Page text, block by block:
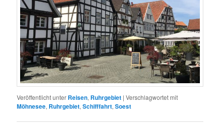
Veröffentlicht unter Reisen, Ruhrgebiet |Verschlagwortet mit
Möhnesee, Ruhrgebiet,Schifffahrt,Soest